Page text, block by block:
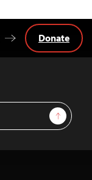
Sign Up
Donate